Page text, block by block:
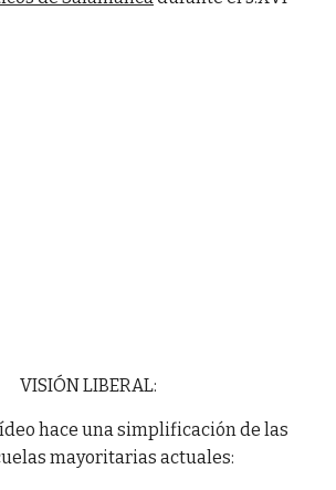
VISIÓN LIBERAL:
hace una simplificación de las
mayoritarias actuales: